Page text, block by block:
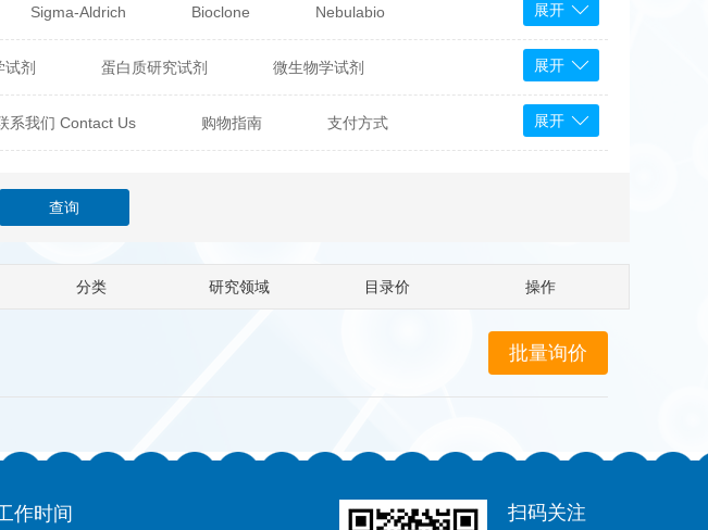
Sigma-Aldrich Bioclone Nebulabio
生物® (Nebulabio) BPS Bioscience
Click Chemistry Tools Bioassay Systems
Cytodiagnostics
展开
剂 蛋白质研究试剂 微生物学试剂
耗材及常用物品 其他产品
展开
系我们 Contact Us 购物指南 支付方式 展开
分类 研究领域 目录价 操作
作时间 扫码关注